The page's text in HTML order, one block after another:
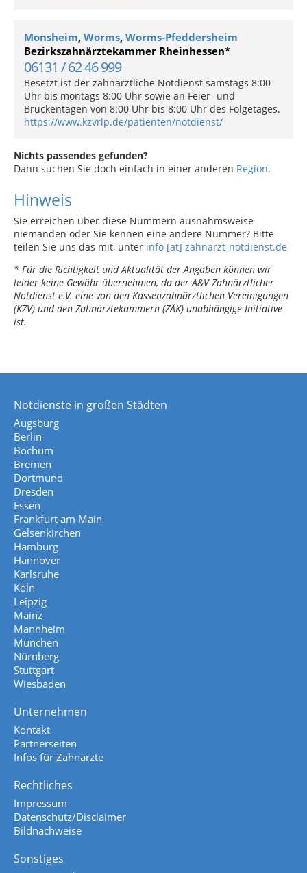
Monsheim, Worms, Worms-Pfeddersheim
Bezirkszahnärztekammer Rheinhessen*
06131 / 62 46 999
Besetzt ist der zahnärztliche Notdienst samstags 8:00
Uhr bis montags 8:00 Uhr sowie an Feier- und
Brückentagen von 8:00 Uhr bis 8:00 Uhr des Folgetages.
https://www.kzvrlp.de/patienten/notdienst/
Nichts passendes gefunden?
Dann suchen Sie doch einfach in einer anderen Region.
Hinweis
Sie erreichen über diese Nummern ausnahmsweise
niemanden oder Sie kennen eine andere Nummer? Bitte
teilen Sie uns das mit, unter info [at] zahnarzt-notdienst.de
* Für die Richtigkeit und Aktualität der Angaben können wir
leider keine Gewähr übernehmen, da der A&V Zahnärztlicher
Notdienst e.V. eine von den Kassenzahnärztlichen Vereinigungen
(KZV) und den Zahnärztekammern (ZÄK) unabhängige Initiative
ist.
Notdienste in großen Städten
Augsburg
Berlin
Bochum
Bremen
Dortmund
Dresden
Essen
Frankfurt am Main
Gelsenkirchen
Hamburg
Hannover
Karlsruhe
Köln
Leipzig
Mainz
Mannheim
München
Nürnberg
Stuttgart
Wiesbaden
Unternehmen
Kontakt
Partnerseiten
Infos für Zahnärzte
Rechtliches
Impressum
Datenschutz/Disclaimer
Bildnachweise
Sonstiges